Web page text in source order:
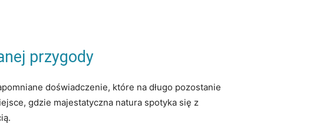
przygody
⁤doświadczenie, które na długo pozostanie
gdzie majestatyczna natura spotyka się z